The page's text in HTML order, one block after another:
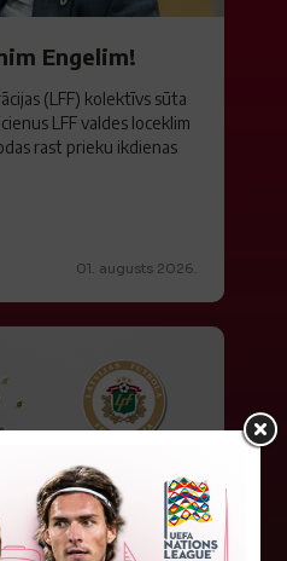
Engelim!
(LFF) kolektīvs sūta
LFF valdes loceklim
rast prieku ikdienas
01. augusts 2026.